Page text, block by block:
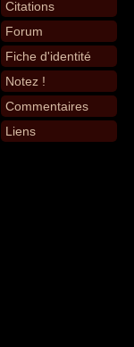
Citations
Forum
Fiche d'identité
Notez !
Commentaires
Liens